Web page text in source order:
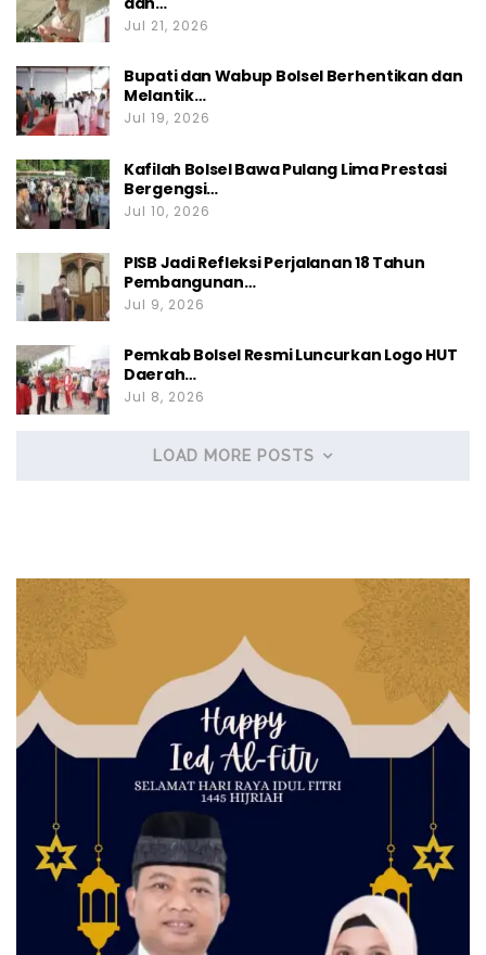
Jul 21, 2026
Bupati dan Wabup Bolsel Berhentikan dan
Melantik…
Jul 19, 2026
Kafilah Bolsel Bawa Pulang Lima Prestasi
Bergengsi…
Jul 10, 2026
PISB Jadi Refleksi Perjalanan 18 Tahun
Pembangunan…
Jul 9, 2026
Pemkab Bolsel Resmi Luncurkan Logo HUT
Daerah…
Jul 8, 2026
LOAD MORE POSTS